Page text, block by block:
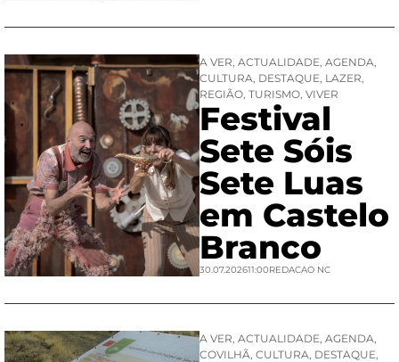
A VER, ACTUALIDADE, AGENDA,
CULTURA, DESTAQUE, LAZER,
REGIÃO, TURISMO, VIVER
Festival
Sete Sóis
Sete Luas
em Castelo
Branco
30.07.202611:00REDACAO NC
A VER, ACTUALIDADE, AGENDA,
COVILHÃ, CULTURA, DESTAQUE,